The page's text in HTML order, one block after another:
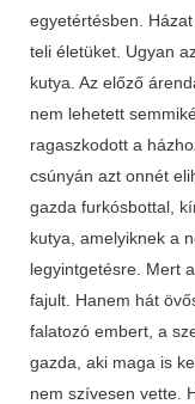
egyetértésben.
teli életüket. Ugyan
kutya. Az előző
nem lehetett
ragaszkodott a
csúnyán azt onnét
gazda furkósbottal,
kutya, amelyiknek a
legyintgetésre. Mert
fajult. Hanem hát
falatozó embert, a
gazda, aki maga is
nem szívesen vette.